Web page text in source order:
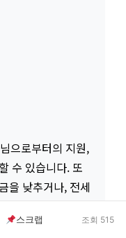
으로부터의 지원,
수 있습니다. 또
을 낮추거나, 전세
이사를 고려하는
스크랩 조회 515